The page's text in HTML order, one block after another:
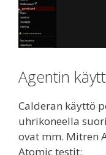
Agentin
Calderan käyttö
uhrikoneella
ovat mm. Mitren
Atomic testit: